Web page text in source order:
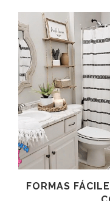
FORMAS